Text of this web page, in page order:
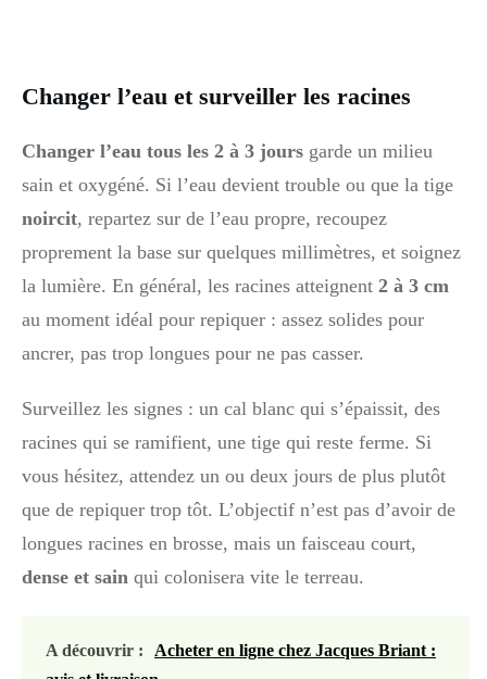
Changer l’eau et surveiller les racines
Changer l’eau tous les 2 à 3 jours garde un milieu
sain et oxygéné. Si l’eau devient trouble ou que la tige
noircit, repartez sur de l’eau propre, recoupez
proprement la base sur quelques millimètres, et soignez
la lumière. En général, les racines atteignent 2 à 3 cm
au moment idéal pour repiquer : assez solides pour
ancrer, pas trop longues pour ne pas casser.
Surveillez les signes : un cal blanc qui s’épaissit, des
racines qui se ramifient, une tige qui reste ferme. Si
vous hésitez, attendez un ou deux jours de plus plutôt
que de repiquer trop tôt. L’objectif n’est pas d’avoir de
longues racines en brosse, mais un faisceau court,
dense et sain qui colonisera vite le terreau.
A découvrir :
Acheter en ligne chez Jacques Briant :